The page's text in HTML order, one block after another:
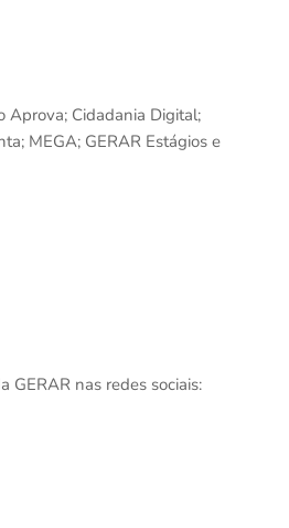
Aprova; Cidadania Digital;
MEGA; GERAR Estágios e
GERAR nas redes sociais: